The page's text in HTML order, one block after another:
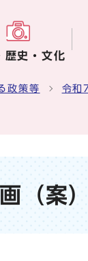
歴史・文化
政策等 令和
（案